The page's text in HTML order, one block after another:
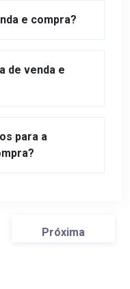
e compra?
de venda e
para a
Próxima